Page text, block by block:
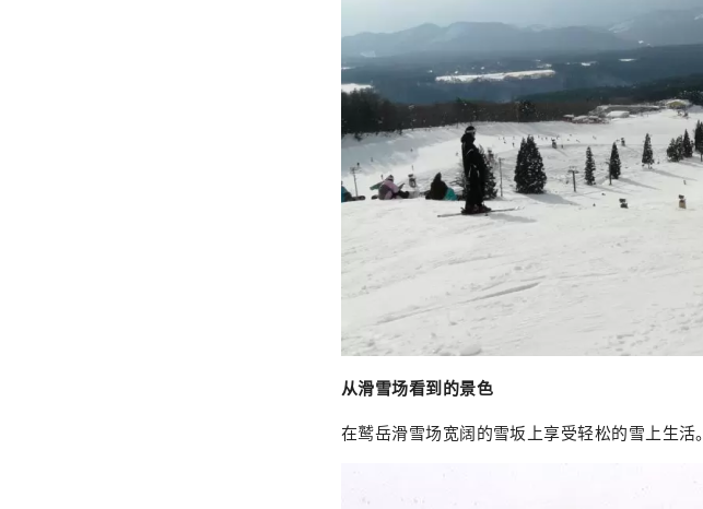
从滑雪场看到的景色
在鹫岳滑雪场宽阔的雪坂上享受轻松的雪上生活。